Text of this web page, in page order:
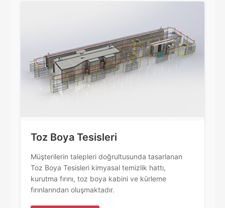
Toz Boya Tesisleri
Müşterilerin talepleri doğrultusunda tasarlanan
Toz Boya Tesisleri kimyasal temizlik hattı,
kurutma fırını, toz boya kabini ve kürleme
fırınlarından oluşmaktadır.